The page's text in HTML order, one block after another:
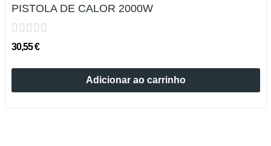
PISTOLA DE CALOR 2000W
30,55 €
Adicionar ao carrinho